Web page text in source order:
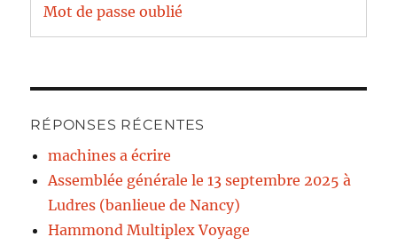
Mot de passe oublié
RÉPONSES RÉCENTES
machines a écrire
Assemblée générale le 13 septembre 2025 à
Ludres (banlieue de Nancy)
Hammond Multiplex Voyage